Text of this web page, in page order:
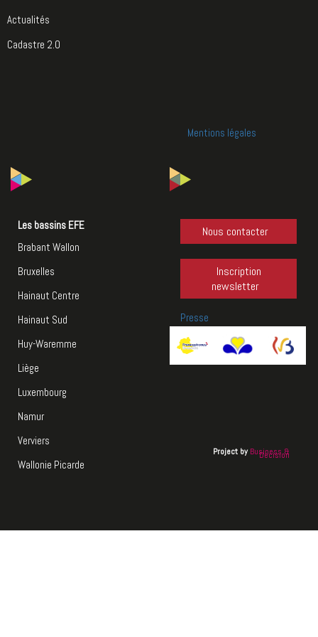
Actualités
Cadastre 2.0
Mentions légales
Les bassins EFE
Brabant Wallon
Bruxelles
Hainaut Centre
Hainaut Sud
Huy-Waremme
Liège
Luxembourg
Namur
Verviers
Wallonie Picarde
Nous contacter
Inscription
newsletter
Presse
Project byBusiness &
Decision